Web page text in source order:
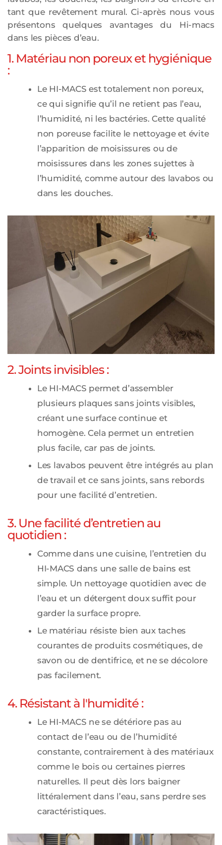
tant que revêtement mural. Ci-après nous vous
présentons quelques avantages du Hi-macs
dans les pièces d’eau.
1. Matériau non poreux et hygiénique
:
Le HI-MACS est totalement non poreux,
ce qui signifie qu’il ne retient pas l’eau,
l’humidité, ni les bactéries. Cette qualité
non poreuse facilite le nettoyage et évite
l’apparition de moisissures ou de
moisissures dans les zones sujettes à
l’humidité, comme autour des lavabos ou
dans les douches.
2. Joints invisibles :
Le HI-MACS permet d’assembler
plusieurs plaques sans joints visibles,
créant une surface continue et
homogène. Cela permet un entretien
plus facile, car pas de joints.
Les lavabos peuvent être intégrés au plan
de travail et ce sans joints, sans rebords
pour une facilité d’entretien.
3. Une facilité d’entretien au
quotidien :
Comme dans une cuisine, l’entretien du
HI-MACS dans une salle de bains est
simple. Un nettoyage quotidien avec de
l’eau et un détergent doux suffit pour
garder la surface propre.
Le matériau résiste bien aux taches
courantes de produits cosmétiques, de
savon ou de dentifrice, et ne se décolore
pas facilement.
4. Résistant à l'humidité :
Le HI-MACS ne se détériore pas au
contact de l’eau ou de l’humidité
constante, contrairement à des matériaux
comme le bois ou certaines pierres
naturelles. Il peut dès lors baigner
littéralement dans l’eau, sans perdre ses
caractéristiques.